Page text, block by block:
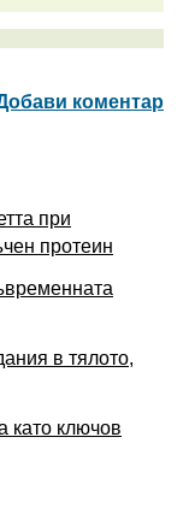
коментар
при
протеин
в тялото,
като ключов